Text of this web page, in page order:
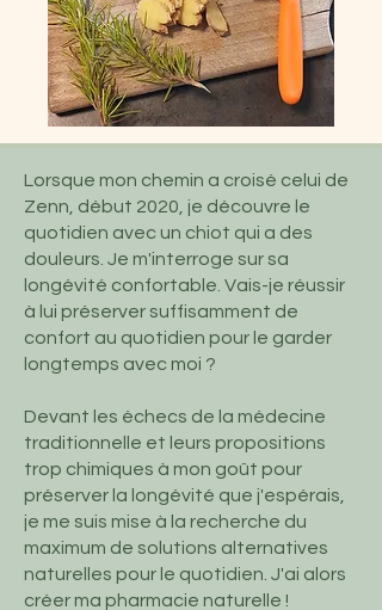
Lorsque mon chemin a croisé celui de
Zenn, début 2020, je découvre le
quotidien avec un chiot qui a des
douleurs. Je m'interroge sur sa
longévité confortable. Vais-je réussir
à lui préserver suffisamment de
confort au quotidien pour le garder
longtemps avec moi ?
Devant les échecs de la médecine
traditionnelle et leurs propositions
trop chimiques à mon goût pour
préserver la longévité que j'espérais,
je me suis mise à la recherche du
maximum de solutions alternatives
naturelles pour le quotidien. J'ai alors
créer ma pharmacie naturelle !